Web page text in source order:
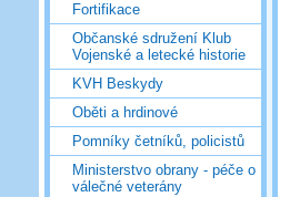
Fortifikace
Občanské sdružení Klub
Vojenské a letecké historie
KVH Beskydy
Oběti a hrdinové
Pomníky četníků, policistů
Ministerstvo obrany - péče o
válečné veterány